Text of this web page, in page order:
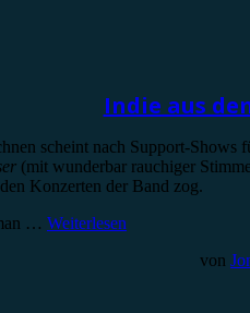
Indie aus
scheint nach Support-Shows
(mit wunderbar rauchiger
Konzerten der Band zog.
… Weiterlesen
von